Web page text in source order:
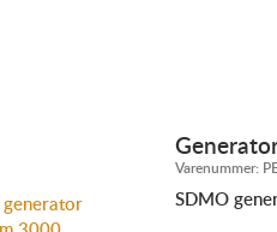
Varenummer:
SDMO